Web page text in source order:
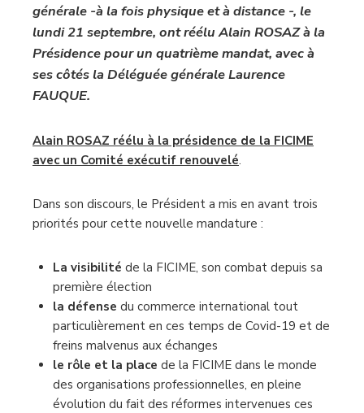
générale -à la fois physique et à distance -, le
lundi 21 septembre, ont réélu Alain ROSAZ à la
Présidence pour un quatrième mandat, avec à
ses côtés la Déléguée générale Laurence
FAUQUE.
Alain ROSAZ réélu à la présidence de la FICIME
avec un Comité exécutif renouvelé.
Dans son discours, le Président a mis en avant trois
priorités pour cette nouvelle mandature :
La visibilité de la FICIME, son combat depuis sa
première élection
la défense du commerce international tout
particulièrement en ces temps de Covid-19 et de
freins malvenus aux échanges
le rôle et la place de la FICIME dans le monde
des organisations professionnelles, en pleine
évolution du fait des réformes intervenues ces